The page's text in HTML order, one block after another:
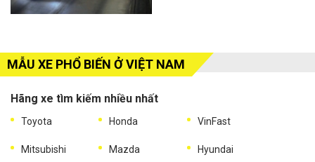
MẪU XE PHỔ BIẾN Ở VIỆT NAM
Hãng xe tìm kiếm nhiều nhất
Toyota Honda VinFast
Mitsubishi Mazda Hyundai